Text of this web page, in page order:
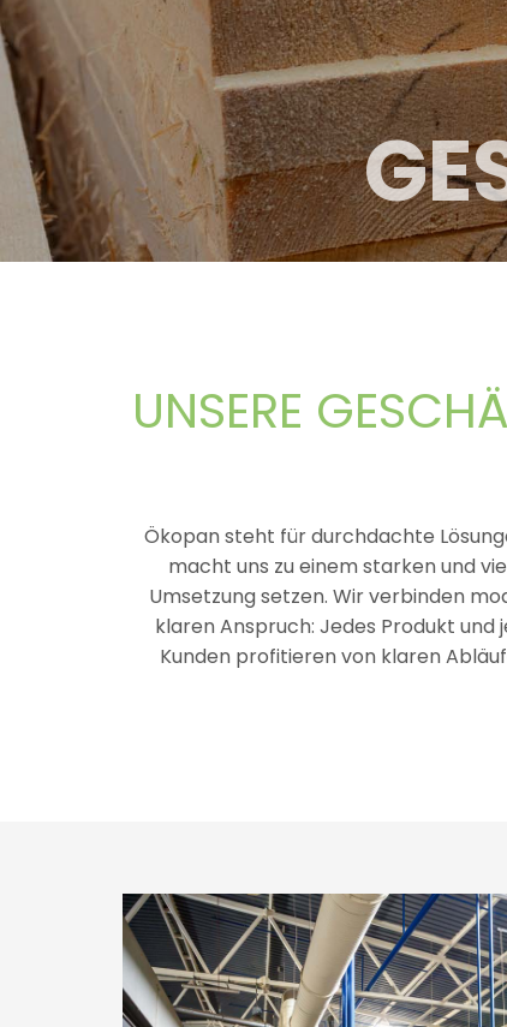
UNSERE
Ökopan steht für durchdachte
macht uns zu einem starken und
Umsetzung setzen. Wir verbinden
klaren Anspruch: Jedes Produkt
Kunden profitieren von klaren